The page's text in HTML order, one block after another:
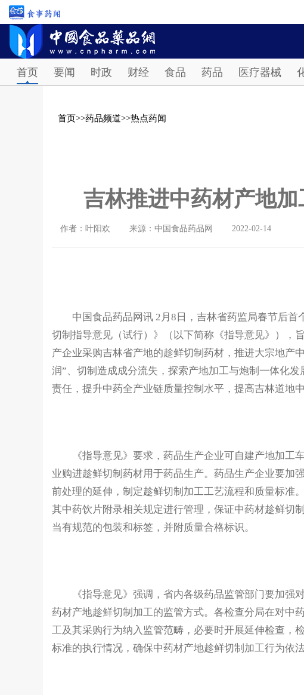
首页 要闻 时政 财经 食品 药品 医疗器械
首页>>药品频道>>热点药闻
吉林推进中药材产地
作者：叶阳欢 来源：中国食品药品网 2022-02-14
中国食品药品网讯 2月8日，吉林省药监局春节后首
切制指导意见（试行）》（以下简称《指导意见》），
产企业采购吉林省产地的趁鲜切制药材，推进大宗地产
润”、切制造成成分流失，探索产地加工与炮制一体化
责任，提升中药全产业链质量控制水平，提高吉林道地
《指导意见》要求，药品生产企业可自建产地加工
业购进趁鲜切制药材用于药品生产。药品生产企业要加
前处理的延伸，制定趁鲜切制加工工艺流程和质量标准
其中药饮片附录相关规定进行管理，保证中药材趁鲜切
当有规范的包装和标签，并附质量合格标识。
《指导意见》强调，省内各级药品监管部门要加强
药材产地趁鲜切制加工的监管方式。各检查分局在对中
工及其采购行为纳入监管范畴，必要时开展延伸检查，
标准的执行情况，确保中药材产地趁鲜切制加工行为依法